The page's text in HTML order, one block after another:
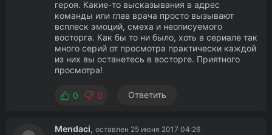
героя. Какие-то высказывания в адрес
команды или глав врача просто вызывают
всплеск эмоций, смеха и неописуемого
восторга. Как бы то ни было, хоть в сериале так
много серий от просмотра практически каждой
из них вы останетесь в восторге. Приятного
просмотра!
0 0 Ответить
Mendaci, оставлен 25 июня 2017 04:26